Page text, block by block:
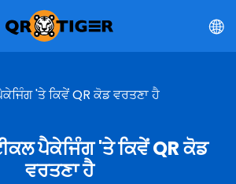
'ਤੇ ਕਿਵੇਂ QR ਕੋਡ ਵਰਤਣਾ ਹੈ
ਪੈਕੇਜਿੰਗ 'ਤੇ ਕਿਵੇਂ QR ਕੋਡ
ਵਰਤਣਾ ਹੈ